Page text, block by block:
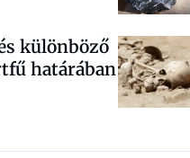
különböző
határában